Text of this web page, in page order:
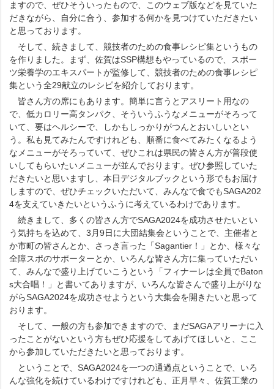
ますので、ぜひそういったもので、このウェブ版などを見ていた
だきながら、自分に合う、参加する何かを見つけていただきたい
と思っております。
そして、続きまして、競技者のための食事レシピ集というもの
を作りました。まず、佐賀はSSP構想もやっているので、スポー
ツ栄養学のエキスパートが監修して、競技者のための食事レシピ
集という全29献立のレシピを紹介しております。
皆さん方の席にもあります。簡単に言うとアスリート用なの
で、低カロリー高タンパク、そういうふうなメニューがそろって
いて、要はヘルシーで、しかもしっかりがつんとおいしいとい
う。私も見てみたんですけれども、順番に食べてみたくなるよう
なメニューがそろっていて、ぜひこれは県民の皆さん方が普段使
いしてもらいたいメニューが並んでおります。ぜひ参照していた
だきたいと思いますし、本日デジタルブックという形でもお届け
しますので、ぜひチェックいただいて、みんなで食でもSAGA202
4を支えていきたいというふうに考えているわけであります。
続きまして、多くの皆さん方でSAGA2024を成功させたいとい
う気持ちを込めて、3月9日に大団結集会ということで、主催者と
か市町の皆さんとか、さっき言った「Sagantier！」とか、様々な
全障スポのサポーターとか、いろんな皆さん方に集っていただい
て、みんなで盛り上げていこうという「フィナーレは全員でBaton
s大合唱！」と書いてありますが、いろんな皆さんで盛り上がりな
がらSAGA2024を成功させようという大集会を開きたいと思って
おります。
そして、一般の方も参加できますので、まだSAGAアリーナに入
ったことがないという方もぜひ応援をしてあげてほしいと、ここ
から参加していただきたいと思っております。
ということで、SAGA2024を一つの通過点ということで、いろ
んな強化を続けているわけですけれども、正月早々、佐賀工業の